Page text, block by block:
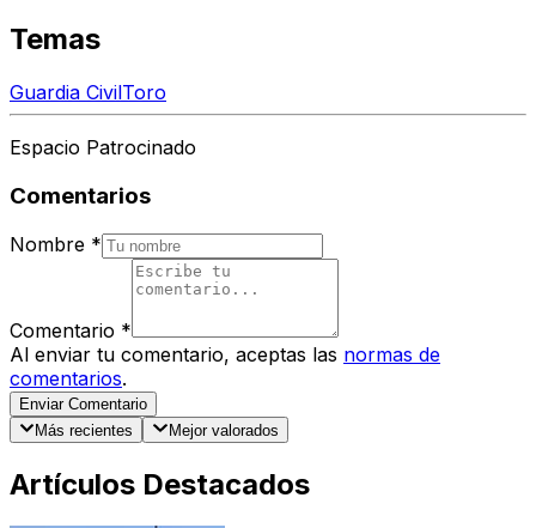
Temas
Guardia CivilToro
Espacio Patrocinado
Comentarios
Nombre *
Comentario *
Al enviar tu comentario, aceptas las normas de
comentarios.
Enviar Comentario
Más recientes
Mejor valorados
Artículos Destacados